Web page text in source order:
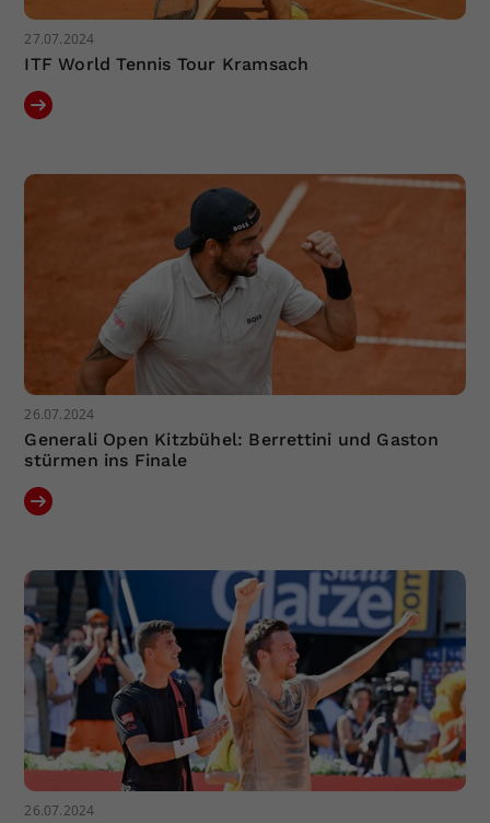
27.07.2024
ITF World Tennis Tour Kramsach
26.07.2024
Generali Open Kitzbühel: Berrettini und Gaston
stürmen ins Finale
26.07.2024